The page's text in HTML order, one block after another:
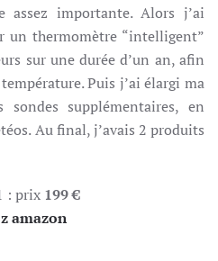
assez importante. Alors j’ai
un thermomètre “intelligent”
sur une durée d’un an, afin
Puis j’ai élargi ma
supplémentaires, en
Au final, j’avais 2 produits
: prix 199 €
amazon